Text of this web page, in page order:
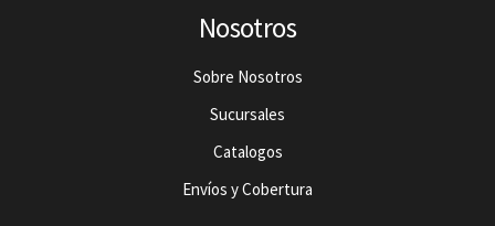
Nosotros
Sobre Nosotros
Sucursales
Catalogos
Envíos y Cobertura